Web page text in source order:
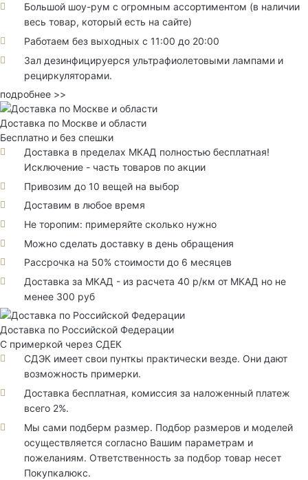
Большой шоу-рум с огромным ассортиментом (в наличии
весь товар, который есть на сайте)
Работаем без выходных с 11:00 до 20:00
Зал дезинфицируерся ультрафиолетовыми лампами и
рециркуляторами.
подробнее >>
Доставка по Москве и области
Бесплатно и без спешки
Доставка в пределах МКАД полностью бесплатная!
Исключение - часть товаров по акции
Привозим до 10 вещей на выбор
Доставим в любое время
Не торопим: примеряйте сколько нужно
Можно сделать доставку в день обращения
Рассрочка на 50% стоимости до 6 месяцев
Доставка за МКАД - из расчета 40 р/км от МКАД но не
менее 300 руб
Доставка по Российской Федерации
С примеркой через СДЕК
СДЭК имеет свои пунткы практически везде. Они дают
возможность примерки.
Доставка бесплатная, комиссия за наложенный платеж
всего 2%.
Мы сами подберм размер. Подбор размеров и моделей
осуществляется согласно Вашим параметрам и
пожеланиям. Ответственность за подбор товар несет
Покупкалюкс.